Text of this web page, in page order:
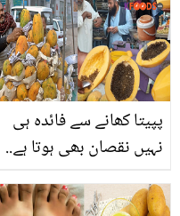
دماغ والا شخص ہی 5
سیکنڈ میں صحیح جواب
بتا سکتا ہے
پپیتا کھانے سے فائدہ ہی
نہیں نقصان بھی ہوتا ہے..
بیماریوں کی وجہ بن سکتا